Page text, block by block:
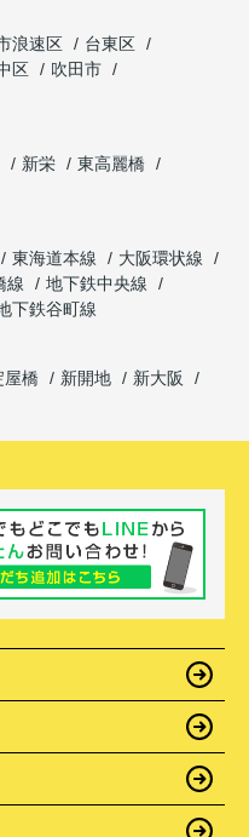
浪速区
台東区
区
吹田市
新栄
東高麗橋
東海道本線
大阪環状線
線
地下鉄中央線
下鉄谷町線
屋橋 新開地
新大阪